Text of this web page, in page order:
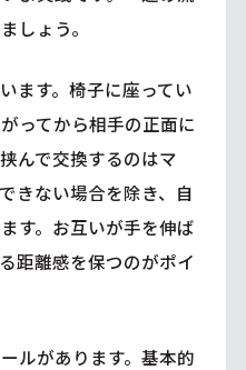
しょう。
ます。椅子に座ってい
ってから相手の正面に
んで交換するのはマ
きない場合を除き、自
す。お互いが手を伸ば
距離感を保つのがポイ
ルがあります。基本的